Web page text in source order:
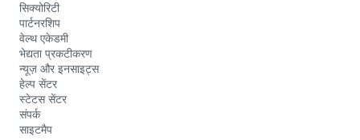
सिक्योरिटी
पार्टनरशिप
वेल्थ एकेडमी
भेद्यता प्रकटीकरण
न्यूज़ और इनसाइट्स
हेल्प सेंटर
स्टेटस सेंटर
संपर्क
साइटमैप